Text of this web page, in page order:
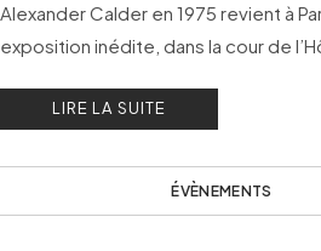
Alexander Calder en 1975 revient à
exposition inédite, dans la cour de
LIRE LA SUITE
ÉVÈNEMENTS